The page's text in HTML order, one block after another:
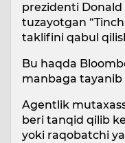
prezidenti Donald
tuzayotgan
taklifini qabul
Bu haqda
manbaga
Agentlik
beri tanqid qilib
yoki raqobatchi